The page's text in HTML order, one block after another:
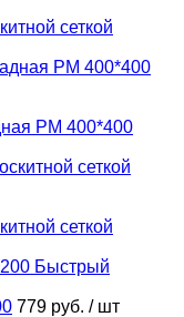
сеткой
РМ 400*400
сеткой
Быстрый
779 руб. / шт